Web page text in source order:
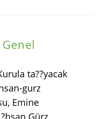
ta??yacak
gurz
Emine
Gürz,